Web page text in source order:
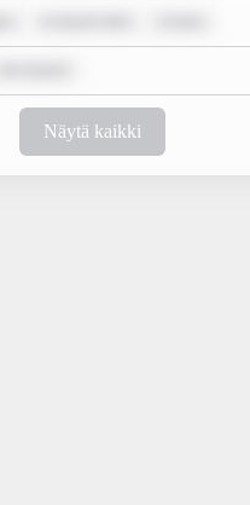
Näytä kaikki